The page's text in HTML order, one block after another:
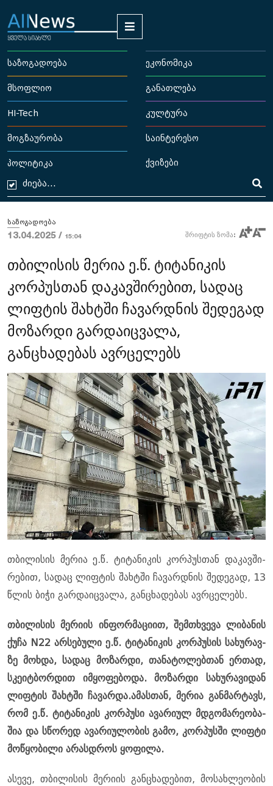
საზოგადოება ეკონომიკა
მსოფლიო განათლება
HI-Tech კულტურა
მოგზაურობა საინტერესო
პოლიტიკა ქვიზები
საზოგადოება
13.04.2025 / 15:04 შრიფტის ზომა:
თბილისის მერია ე.წ. ტიტანიკის
კორპუსთან დაკავშირებით, სადაც
ლიფტის შახტში ჩავარდნის შედეგად
მოზარდი გარდაიცვალა,
განცხადებას ავრცელებს
თბი­ლი­სის მე­რია ე.წ. ტი­ტა­ნი­კის კორ­პუს­თან და­კავ­ში­
რე­ბით, სა­დაც ლიფ­ტის შახ­ტში ჩა­ვარ­დნის შე­დე­გად, 13
წლის ბიჭი გარ­და­იც­ვა­ლა, გან­ცხა­დე­ბას ავ­რცე­ლებს.
თბი­ლი­სის მე­რი­ის ინ­ფორ­მა­ცი­ით, შემ­თხვე­ვა ლი­ბა­ნის
ქუჩა N22 არ­სე­ბუ­ლი ე.წ. ტი­ტა­ნი­კის კორ­პუ­სის სა­ხუ­რავ­
ზე მოხ­და, სა­დაც მო­ზარ­დი, თა­ნა­ტო­ლებ­თან ერ­თად,
სკე­იტ­ბორ­დით იმ­ყო­ფე­ბო­და. მო­ზარ­დი სა­ხუ­რა­ვი­დან
ლიფ­ტის შახ­ტში ჩა­ვარ­და.ამას­თან, მე­რია გან­მარ­ტავს,
რომ ე.წ. ტი­ტა­ნი­კის კორ­პუ­სი ავა­რი­ულ მდგო­მა­რე­ო­ბა­
შია და სწო­რედ ავა­რი­უ­ლო­ბის გამო, კორ­პუს­ში ლიფ­ტი
მო­წყო­ბი­ლი არას­დროს ყო­ფი­ლა.
ასე­ვე, თბი­ლი­სის მე­რი­ის გან­ცხა­დე­ბით, მო­სახ­ლე­ო­ბის